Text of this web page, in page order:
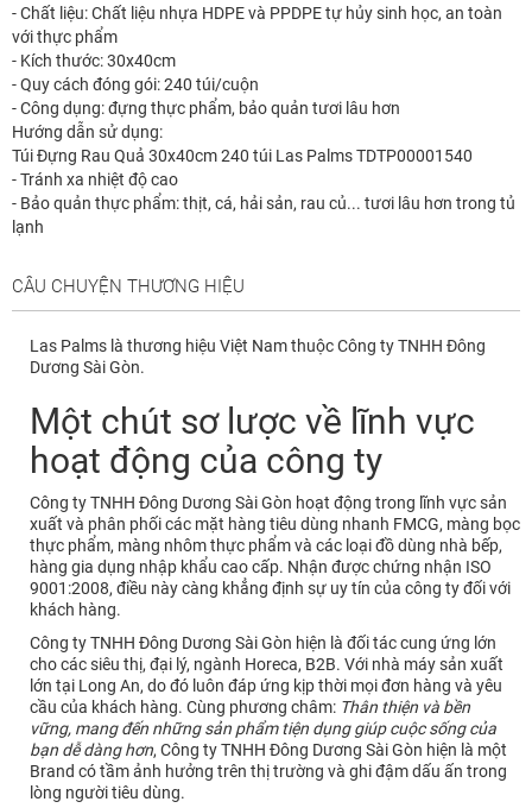
- Chất liệu: Chất liệu nhựa HDPE và PPDPE tự hủy sinh học, an toàn
với thực phẩm
- Kích thước: 30x40cm
- Quy cách đóng gói: 240 túi/cuộn
- Công dụng: đựng thực phẩm, bảo quản tươi lâu hơn
Hướng dẫn sử dụng:
Túi Đựng Rau Quả 30x40cm 240 túi Las Palms TDTP00001540
- Tránh xa nhiệt độ cao
- Bảo quản thực phẩm: thịt, cá, hải sản, rau củ... tươi lâu hơn trong tủ
lạnh
CÂU CHUYỆN THƯƠNG HIỆU
Las Palms là thương hiệu Việt Nam thuộc Công ty TNHH Đông
Dương Sài Gòn.
Một chút sơ lược về lĩnh vực
hoạt động của công ty
Công ty TNHH Đông Dương Sài Gòn hoạt động trong lĩnh vực sản
xuất và phân phối các mặt hàng tiêu dùng nhanh FMCG, màng bọc
thực phẩm, màng nhôm thực phẩm và các loại đồ dùng nhà bếp,
hàng gia dụng nhập khẩu cao cấp. Nhận được chứng nhận ISO
9001:2008, điều này càng khẳng định sự uy tín của công ty đối với
khách hàng.
Công ty TNHH Đông Dương Sài Gòn hiện là đối tác cung ứng lớn
cho các siêu thị, đại lý, ngành Horeca, B2B. Với nhà máy sản xuất
lớn tại Long An, do đó luôn đáp ứng kịp thời mọi đơn hàng và yêu
cầu của khách hàng. Cùng phương châm: Thân thiện và bền
vững, mang đến những sản phẩm tiện dụng giúp cuộc sống của
bạn dễ dàng hơn, Công ty TNHH Đông Dương Sài Gòn hiện là một
Brand có tầm ảnh hưởng trên thị trường và ghi đậm dấu ấn trong
lòng người tiêu dùng.